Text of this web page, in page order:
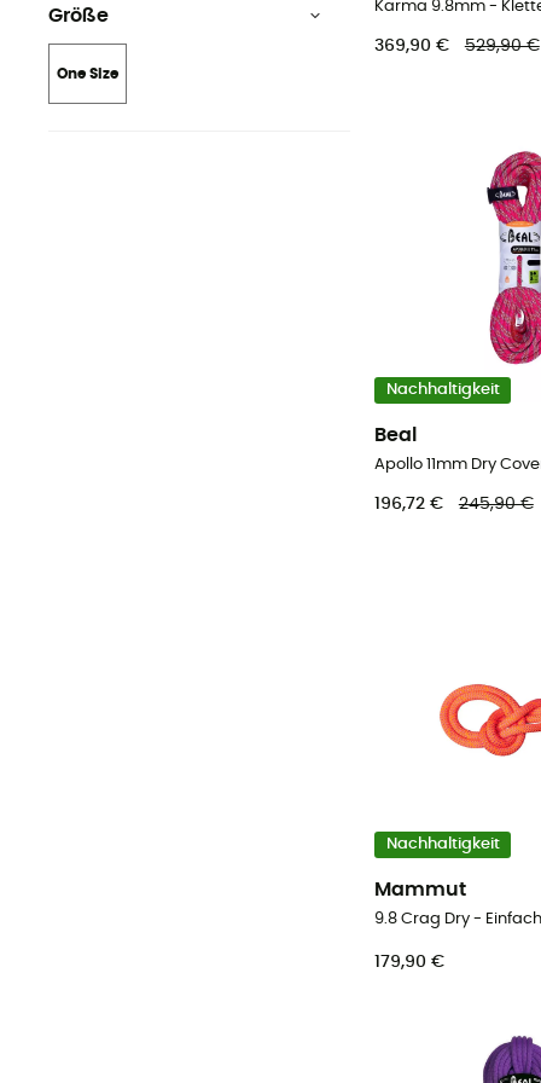
Größe
One Size
Karma 9.8mm -
369,90 € 529,90 €
Nachhaltigkeit
Beal
Apollo 11mm Dry
196,72 € 245,90 €
Nachhaltigkeit
Mammut
9.8 Crag Dry -
179,90 €